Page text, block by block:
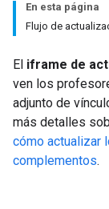
En esta página
Flujo de
El iframe de
ven los
adjunto de
más detalles
cómo actualizar
complementos.